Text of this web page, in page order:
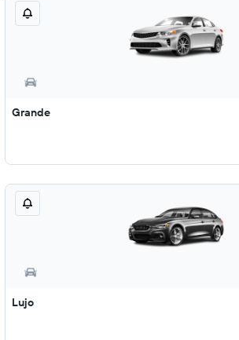
Grande
Lujo